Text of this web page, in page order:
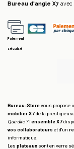
Bureau d'angle X7 avec
Paiement
sécurisé
Bureau-Storevous propose
mobilier X7de la
Que dire ?l'ensemble X7
vos collaborateurs et d'un
informatique.
Les plateaux sont en verre